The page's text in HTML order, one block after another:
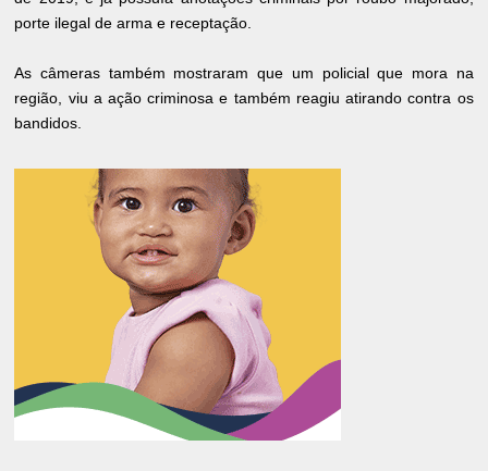
porte ilegal de arma e receptação.
As câmeras também mostraram que um policial que mora na
região, viu a ação criminosa e também reagiu atirando contra os
bandidos.